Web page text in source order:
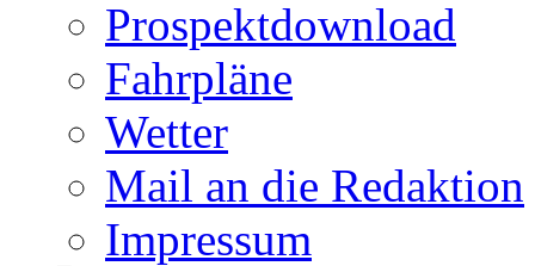
Prospektdownload
Fahrpläne
Wetter
Mail an die Redaktion
Impressum